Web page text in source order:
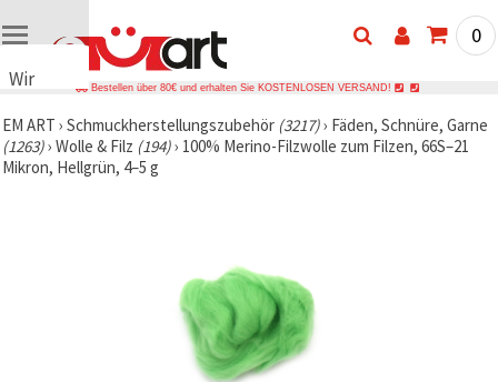
Wir
Cookies
🍪 Wir
verwenden
0
Bestellen über 80€ und erhalten Sie KOSTENLOSEN VERSAND!
EM ART › Schmuckherstellungszubehör (3217)› Fäden, Schnüre, Garne
(1263)› Wolle & Filz (194)› 100% Merino-Filzwolle zum Filzen, 66S–21
Mikron, Hellgrün, 4–5 g